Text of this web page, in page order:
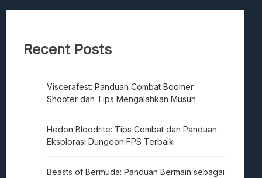
Recent Posts
Viscerafest: Panduan Combat Boomer
Shooter dan Tips Mengalahkan Musuh
Hedon Bloodrite: Tips Combat dan Panduan
Eksplorasi Dungeon FPS Terbaik
Beasts of Bermuda: Panduan Bermain sebagai